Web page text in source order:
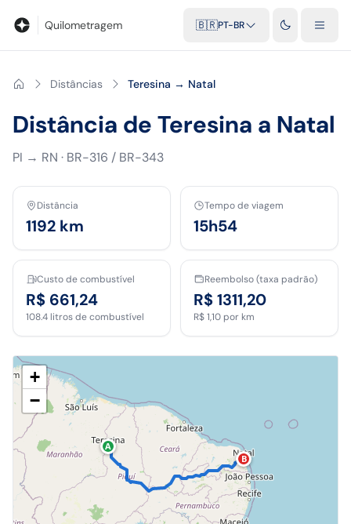
Quilometragem 🇧🇷PT-BR
Distâncias Teresina → Natal
Distância de Teresina a Natal
PI → RN · BR-316 / BR-343
Distância
1192 km
Tempo de viagem
15h54
Custo de combustível
R$ 661,24
108.4 litros de combustível
Reembolso (taxa padrão)
R$ 1311,20
R$ 1,10 por km
A
B
+
−